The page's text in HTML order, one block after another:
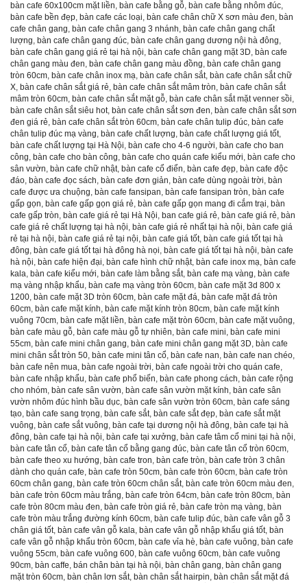
bàn cafe 60x100cm mặt liền, bàn cafe bằng gỗ, bàn cafe bằng nhôm đúc,
bàn cafe bền đẹp, bàn cafe các loại, bàn cafe chân chữ X sơn màu đen, bàn
cafe chân gang, bàn cafe chân gang 3 nhánh, bàn cafe chân gang chất
lượng, bàn cafe chân gang đúc, bàn cafe chân gang dương nội hà đông,
bàn cafe chân gang giá rẻ tại hà nội, bàn cafe chân gang mặt 3D, bàn cafe
chân gang màu đen, bàn cafe chân gang màu đồng, bàn cafe chân gang
tròn 60cm, bàn cafe chân inox mạ, bàn cafe chân sắt, bàn cafe chân sắt chữ
X, bàn cafe chân sắt giá rẻ, bàn cafe chân sắt mâm tròn, bàn cafe chân sắt
mâm tròn 60cm, bàn cafe chân sắt mặt gỗ, bàn cafe chân sắt mặt venner sồi,
bàn cafe chân sắt siêu hot, bàn cafe chân sắt sơn đen, bàn cafe chân sắt sơn
đen giá rẻ, bàn cafe chân sắt tròn 60cm, bàn cafe chân tulip đúc, bàn cafe
chân tulip đúc mạ vàng, bàn cafe chất lượng, bàn cafe chất lượng giá tốt,
bàn cafe chất lượng tại Hà Nội, bàn cafe cho 4-6 người, bàn cafe cho ban
công, bàn cafe cho bàn công, bàn cafe cho quán cafe kiểu mới, bàn cafe cho
sân vườn, bàn cafe chữ nhật, bàn cafe cổ điển, bàn cafe đẹp, bàn cafe độc
đáo, bàn cafe đọc sách, bàn cafe đơn giản, bàn cafe dùng ngoài trời, bàn
cafe được ưa chuộng, bàn cafe fansipan, bàn cafe fansipan tròn, bàn cafe
gấp gọn, bàn cafe gấp gọn giá rẻ, bàn cafe gấp gọn mang đi cắm trại, bàn
cafe gấp tròn, bàn cafe giá rẻ tại Hà Nội, ban cafe giá rẻ, bàn cafe giá rẻ, bàn
cafe giá rẻ chất lượng tại hà nội, bàn cafe giá rẻ nhất tại hà nội, bàn cafe giá
rẻ tại hà nội, bàn cafe giá rẻ tại nội, bàn cafe giá tốt, bàn cafe giá tốt tại hà
đông, bàn cafe giá tốt tại hà đông hà nọi, bàn cafe giá tốt tại hà nội, bàn cafe
hà nội, bàn cafe hiện đại, bàn cafe hình chữ nhật, bàn cafe inox mạ, bàn cafe
kala, bàn cafe kiểu mới, bàn cafe làm bằng sắt, bàn cafe mạ vàng, bàn cafe
mạ vàng nhập khẩu, bàn cafe mạ vàng tròn 60cm, bàn cafe mặt 3d 800 x
1200, bàn cafe mặt 3D tròn 60cm, bàn cafe mặt đá, bàn cafe mặt đá tròn
60cm, bàn cafe mặt kính, bàn cafe mặt kính tròn 80cm, bàn cafe mặt kính
vuông 70cm, bàn cafe mặt liền, bàn cafe mặt tròn 60cm, bàn cafe mặt vuông,
bàn cafe màu gỗ, bàn cafe màu gỗ tự nhiên, bàn cafe mini, bàn cafe mini
55cm, bàn cafe mini chân gang, bàn cafe mini chân gang mặt 3D, bàn cafe
mini chân sắt tròn 50, bàn cafe mini tân cổ, bàn cafe nan, bàn cafe nan chéo,
bàn cafe nên mua, bàn cafe ngoài trời, bàn cafe ngoài trời cho quán cafe,
bàn cafe nhập khẩu, bàn cafe phổ biến, bàn cafe phong cách, bàn cafe rộng
cho nhóm, bàn cafe sân vườn, bàn cafe sân vườn mặt kính, bàn cafe sân
vườn nhôm đúc hình bầu dục, bàn cafe sân vườn tròn 60cm, bàn cafe sáng
tạo, bàn cafe sang trọng, bàn cafe sắt, bàn cafe sắt đẹp, bàn cafe sắt mặt
vuông, bàn cafe sắt vuông, bàn cafe tại dương nội hà đông, bàn cafe tại hà
đông, bàn cafe tại hà nội, bàn cafe tại xưởng, bàn cafe tâm cổ mini tại hà nội,
bàn cafe tân cổ, bàn cafe tân cổ bằng gang đúc, bàn cafe tân cổ tròn 60cm,
bàn cafe theo xu hướng, bàn cafe tron, bàn cafe tròn, bàn cafe tròn 3 chân
dành cho quán cafe, bàn cafe tròn 50cm, bàn cafe tròn 60cm, bàn cafe tròn
60cm chân gang, bàn cafe tròn 60cm chân sắt, bàn cafe tròn 60cm màu đen,
bàn cafe tròn 60cm màu trắng, bàn cafe tròn 64cm, bàn cafe tròn 80cm, bàn
cafe tròn 80cm màu đen, bàn cafe tròn giá rẻ, bàn cafe tròn mạ vàng, bàn
cafe tròn màu trắng đường kính 60cm, bàn cafe tulip đúc, bàn cafe vân gỗ 3
chân giá tốt, bàn cafe vân gỗ kala, bàn cafe vân gỗ nhập khẩu giá tốt, bàn
cafe vân gỗ nhập khẩu tròn 60cm, bàn cafe vỉa hè, bàn cafe vuông, bàn cafe
vuông 55cm, bàn cafe vuông 600, bàn cafe vuông 60cm, bàn cafe vuông
90cm, bàn caffe, bán chân bàn tại hà nội, bàn chân gang, bàn chân gang
mặt tròn 60cm, bàn chân lơn sắt, bàn chân sắt hairpin, bàn chân sắt mặt đá